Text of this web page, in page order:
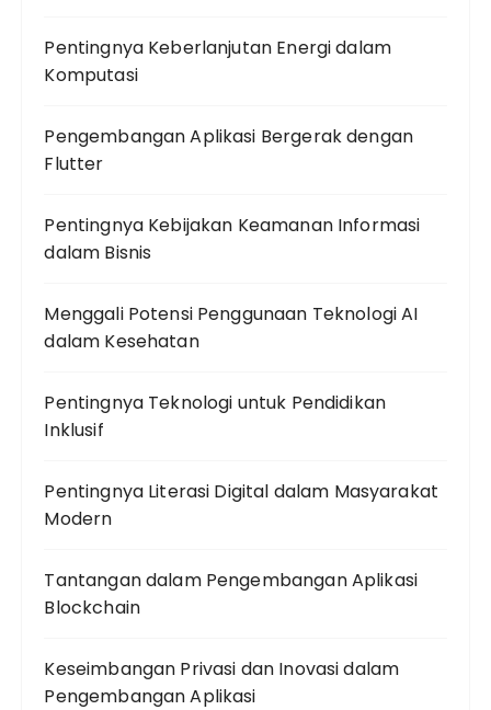
Pentingnya Keberlanjutan Energi dalam
Komputasi
Pengembangan Aplikasi Bergerak dengan
Flutter
Pentingnya Kebijakan Keamanan Informasi
dalam Bisnis
Menggali Potensi Penggunaan Teknologi AI
dalam Kesehatan
Pentingnya Teknologi untuk Pendidikan
Inklusif
Pentingnya Literasi Digital dalam Masyarakat
Modern
Tantangan dalam Pengembangan Aplikasi
Blockchain
Keseimbangan Privasi dan Inovasi dalam
Pengembangan Aplikasi